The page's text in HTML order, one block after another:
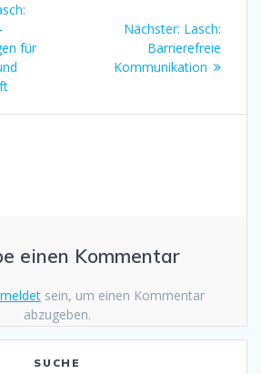
für
Nächster: Nächster
Beitrag:
Lasch:
Barrierefreie
Kommunikation
einen Kommentar
sein, um einen Kommentar
abzugeben.
SUCHE